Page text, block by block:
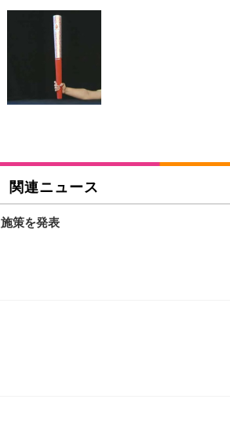
ト 約105度ロッキング pc 事務椅子 360度回
度ロッキング機能 人間工学 椅子 腰サポー
ブラック)
ワイト)
Type-C・ホワイト
沢 HDMI/DisplayPort/VGA スピーカー内蔵 高
マ ペットシーツ 超厚型 お徳用 ワイド 100枚
関連ニュース
策を発表